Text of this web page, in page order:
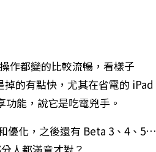
作都變的比較流暢，看樣子
的有點快，尤其在省電的 iPad
功能，說它是吃電兇手。
優化，之後還有 Beta 3、4、5…